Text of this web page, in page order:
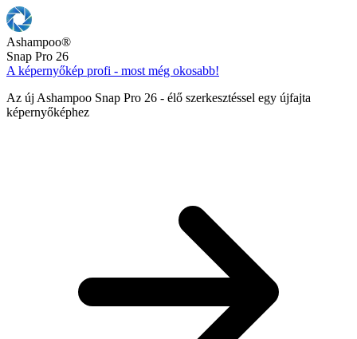
Ashampoo®
Snap Pro 26
A képernyőkép profi - most még okosabb!
Az új Ashampoo Snap Pro 26 - élő szerkesztéssel egy újfajta
képernyőképhez